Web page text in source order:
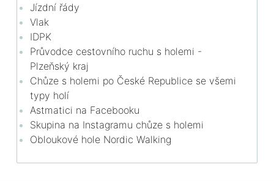
Jízdní řády
Vlak
IDPK
Průvodce cestovního ruchu s holemi -
Plzeňský kraj
Chůze s holemi po České Republice se všemi
typy holí
Astmatici na Facebooku
Skupina na Instagramu chůze s holemi
Obloukové hole Nordic Walking